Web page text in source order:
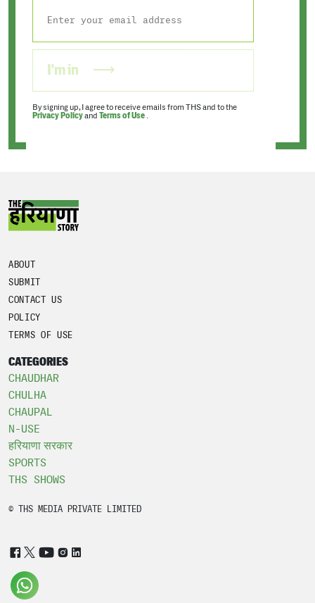
I'm in
By signing up, I agree to receive emails from THS and to the
Privacy Policyand Terms of Use .
ABOUT
SUBMIT
CONTACT US
POLICY
TERMS OF USE
CATEGORIES
CHAUDHAR
CHULHA
CHAUPAL
N-USE
हरियाणा सरकार
SPORTS
THS SHOWS
© THS MEDIA PRIVATE LIMITED